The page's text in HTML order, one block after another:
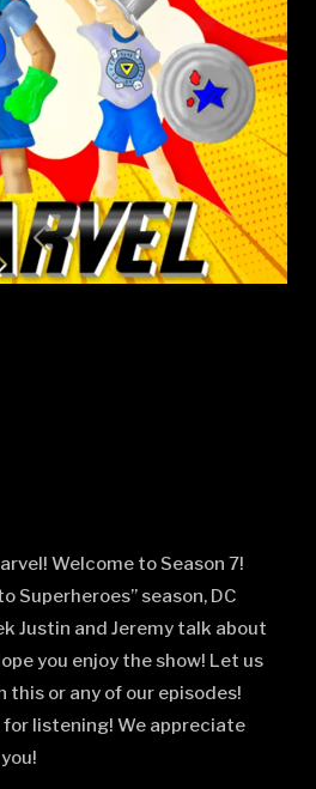
Welcome to Season 7!
Superheroes” season, DC
Justin and Jeremy talk about
you enjoy the show! Let us
this or any of our episodes!
for listening! We appreciate